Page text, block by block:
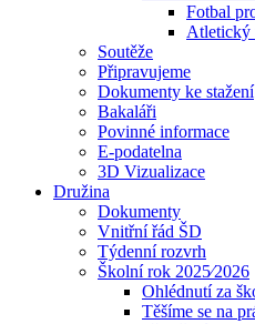
Fotbal
Atletický
Soutěže
Připravujeme
Dokumenty ke stažení
Bakaláři
Povinné informace
E-podatelna
3D Vizualizace
Družina
Dokumenty
Vnitřní řád ŠD
Týdenní rozvrh
Školní rok 2025⁄2026
Ohlédnutí za
Těšíme se na